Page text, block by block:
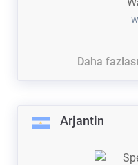
Daha
Arjantin